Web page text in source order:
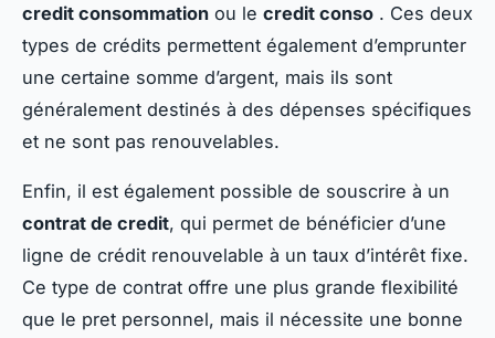
credit consommation ou le credit conso . Ces deux
types de crédits permettent également d’emprunter
une certaine somme d’argent, mais ils sont
généralement destinés à des dépenses spécifiques
et ne sont pas renouvelables.
Enfin, il est également possible de souscrire à un
contrat de credit, qui permet de bénéficier d’une
ligne de crédit renouvelable à un taux d’intérêt fixe.
Ce type de contrat offre une plus grande flexibilité
que le pret personnel, mais il nécessite une bonne